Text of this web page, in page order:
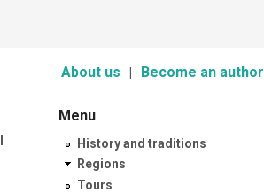
About us Become an author
Menu
History and traditions
Regions
Tours